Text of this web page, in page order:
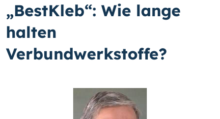
„BestKleb“: Wie lange
halten
Verbundwerkstoffe?